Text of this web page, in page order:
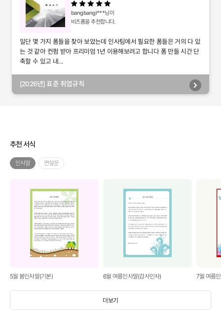
bangbangi***님이
비즈폼을 추천합니다.
일단 몇 가지 폼들을 찾아 보았는데 인사팀에서 필요한 폼들은 거의 다 있
는 것 같아 컨펌 받아 프리미엄 1년 이용해보려고 합니다 폼 만들 시간 단
축할 수 있고 내...
[2026년] 표준 취업규칙
추천 서식
더보기
인사말 연설문
5월 봄인사말(기본) 6월 여름인사말(감사인사) 7월 여름